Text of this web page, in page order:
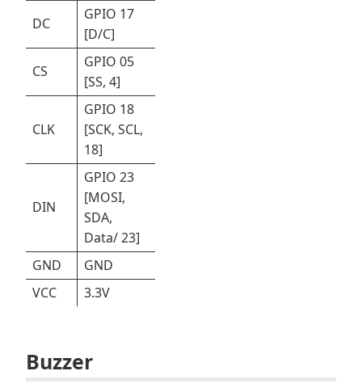
DC
GPIO 17
[D/C]
CS
GPIO 05
[SS, 4]
CLK
GPIO 18
[SCK, SCL,
18]
DIN
GPIO 23
[MOSI,
SDA,
Data/ 23]
GND
GND
VCC
3.3V
Buzzer